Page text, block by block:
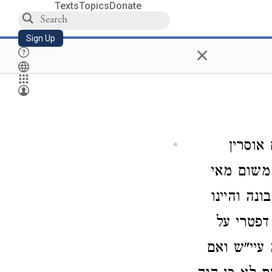
TextsTopicsDonate
Sign Up ×
משום מאי
והיינו
על
עיי"ש ואם